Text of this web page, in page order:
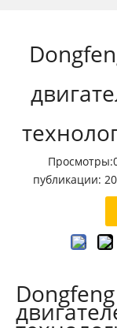
Просмотры:
публикации: